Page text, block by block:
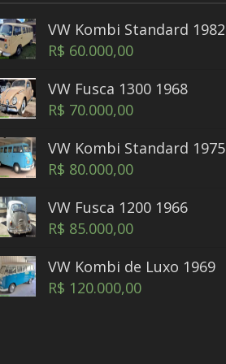
VW Kombi Standard 1982
R$ 60.000,00
VW Fusca 1300 1968
R$ 70.000,00
VW Kombi Standard 1975
R$ 80.000,00
VW Fusca 1200 1966
R$ 85.000,00
VW Kombi de Luxo 1969
R$ 120.000,00